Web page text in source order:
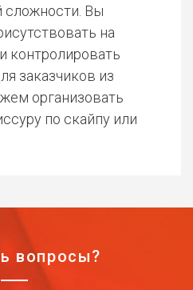
сложности. Вы
на
контролировать
заказчиков из
организовать
по скайпу или
вопросы?